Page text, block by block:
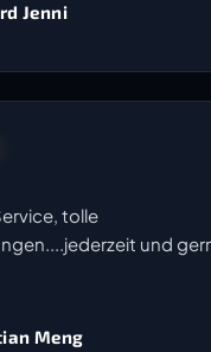
Jenni
tolle
und
Meng